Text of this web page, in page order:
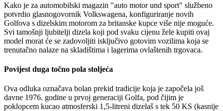
Kako je za automobilski magazin "auto motor und sport" službeno
potvrdio glasnogovornik Volkswagena, konfiguriranje novih
Golfova s dizelskim motorom za britanske kupce više nije moguće.
Svi tamošnji ljubitelji dizela koji pod svaku cijenu žele kupiti ovaj
model morat će se zadovoljiti isključivo gotovim vozilima koja se
trenutačno nalaze na skladištima i lagerima ovlaštenih trgovaca.
Povijest duga točno pola stoljeća
Ova odluka označava bolan prekid tradicije koja je započela još
davne 1976. godine u prvoj generaciji Golfa, pod čijim je
poklopcem kucao atmosferski 1,5-litreni dizelaš s tek 50 KS (kasnije